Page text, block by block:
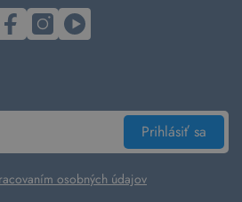
Prihlásiť sa
osobných údajov